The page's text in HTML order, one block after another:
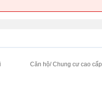
Căn hộ/ Chung cư cao cấp